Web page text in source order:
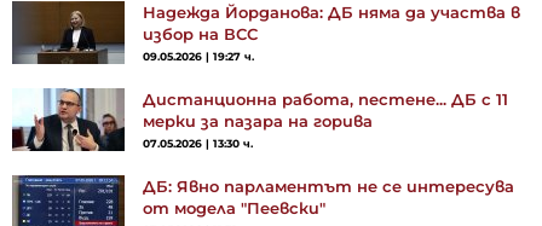
Надежда Йорданова: ДБ няма да участва в
избор на ВСС
09.05.2026 | 19:27 ч.
Дистанционна работа, пестене... ДБ с 11
мерки за пазара на горива
07.05.2026 | 13:30 ч.
ДБ: Явно парламентът не се интересува
от модела "Пеевски"